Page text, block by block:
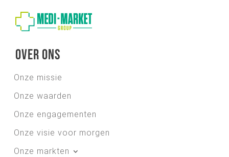
Over ons
Onze missie
Onze waarden
Onze engagementen
Onze visie voor morgen
Onze markten